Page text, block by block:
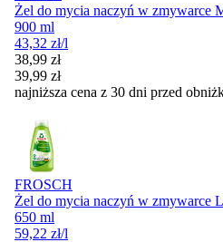
Żel do mycia naczyń w zmywarce
900 ml
43,32 zł/l
Cena promocyjna
38,99 zł
39,99 zł
najniższa cena z 30 dni przed
FROSCH
Żel do mycia naczyń w zmywarce
650 ml
59,22 zł/l